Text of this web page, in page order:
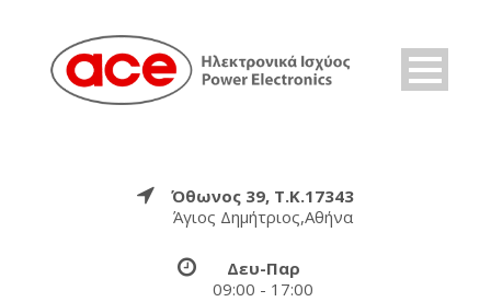
Όθωνος 39, Τ.Κ.17343
Άγιος Δημήτριος,Αθήνα
Δευ-Παρ
09:00 - 17:00